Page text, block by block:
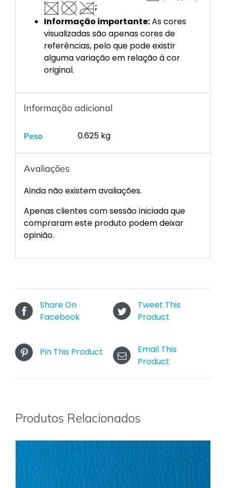
;
Informação importante:As cores
visualizadas são apenas cores de
referências, pelo que pode existir
alguma variação em relação à cor
original.
Informação adicional
Peso 0.625 kg
Avaliações
Ainda não existem avaliações.
Apenas clientes com sessão iniciada que
compraram este produto podem deixar
opinião.
Share On
Facebook
Tweet This
Product
Pin This Product
Email This
Product
Produtos Relacionados